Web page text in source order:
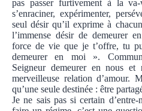
pas passer furtivement à la va-
s’enraciner, expérimenter,
seul désir qu’il exprime à
l’immense désir de demeurer
force de vie que je t’offre, tu
demeurer en moi ».
Seigneur demeurer en nous
merveilleuse relation d’amour.
qu’une seule destinée : être
Je ne sais pas si certain d’entre-